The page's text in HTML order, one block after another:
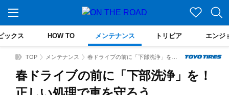
ックス HOW TO メンテナンス トリビア エンジ
TOP メンテナンス
春ドライブの前に「下部洗浄」を！